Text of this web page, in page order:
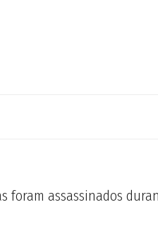
foram assassinados